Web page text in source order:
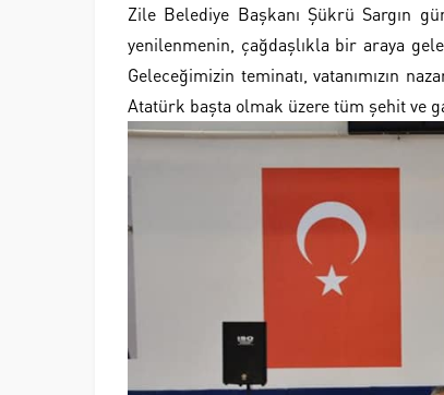
Zile Belediye Başkanı Şükrü Sargın
yenilenmenin, çağdaşlıkla bir araya
Geleceğimizin teminatı, vatanımızın
Atatürk başta olmak üzere tüm şehit ve